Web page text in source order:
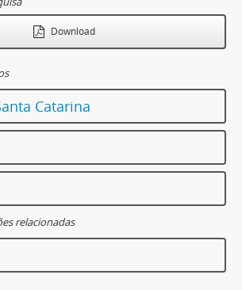
Download
Catarina
relacionadas